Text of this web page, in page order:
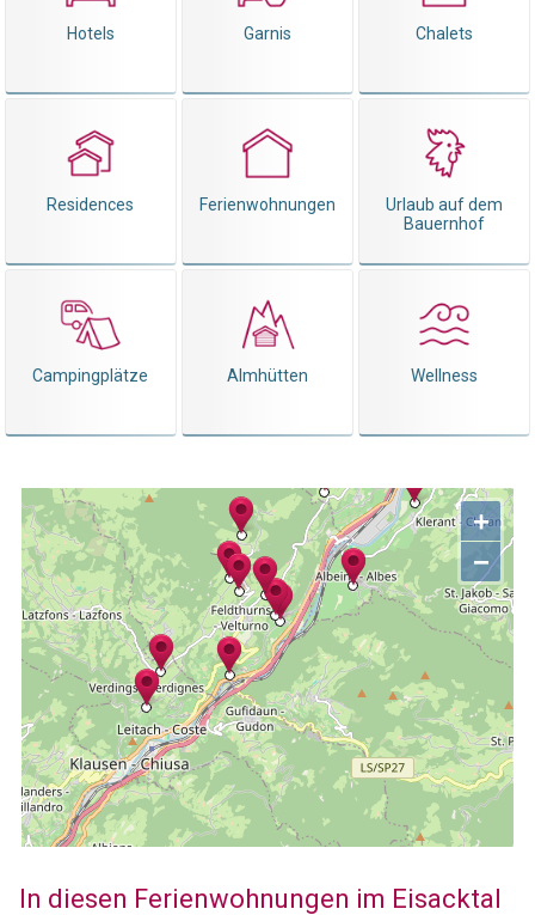
Hotels Garnis Chalets
Residences Ferienwohnungen
Urlaub auf dem
Bauernhof
Campingplätze Almhütten Wellness
+
−
In diesen Ferienwohnungen im Eisacktal